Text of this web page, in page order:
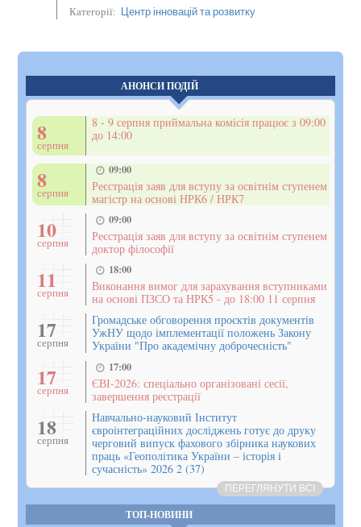
Категорії: Центр інновацій та розвитку
АНОНСИ ПОДІЙ
8
серпня
8 - 9 серпня приймальна комісія працює з 09:00
до 14:00
8
серпня
09:00
Реєстрація заяв для вступу за освітнім ступенем
магістр на основі НРК6 / НРК7
10
серпня
09:00
Реєстрація заяв для вступу за освітнім ступенем
доктор філософії
11
серпня
18:00
Виконання вимог для зарахування вступниками
на основі ПЗСО та НРК5 - до 18:00 11 серпня
17
серпня
Громадське обговорення проєктів документів
УжНУ щодо імплементації положень Закону
України "Про академічну доброчесність"
17
серпня
17:00
ЄВІ-2026: спеціально організовані сесії,
завершення реєстрації
18
серпня
Навчально-науковий Інститут
євроінтеграційних досліджень готує до друку
черговий випуск фахового збірника наукових
праць «Геополітика України – історія і
сучасність» 2026 2 (37)
ПЕРЕГЛЯНУТИ ВСІ
ТОП-НОВИНИ